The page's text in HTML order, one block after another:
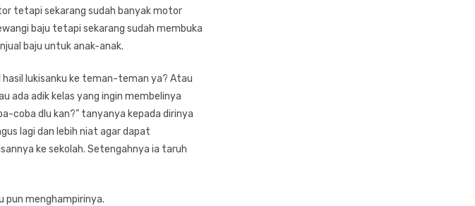
tetapi sekarang sudah banyak motor
baju tetapi sekarang sudah membuka
baju untuk anak-anak.
hasil lukisanku ke teman-teman ya? Atau
ada adik kelas yang ingin membelinya
coba dlu kan?” tanyanya kepada dirinya
lagi dan lebih niat agar dapat
ke sekolah. Setengahnya ia taruh
pun menghampirinya.